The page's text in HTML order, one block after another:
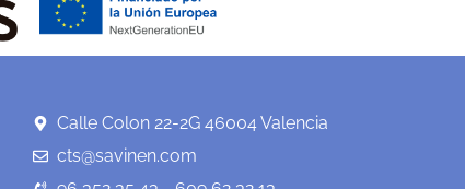
Calle Colon 22-2G 46004 Valencia
cts@savinen.com